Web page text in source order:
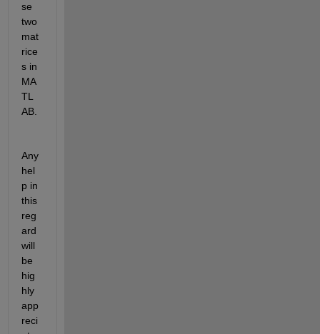
se
two
mat
rice
s in
MA
TL
AB.
Any
hel
p in
this
reg
ard
will
be
hig
hly
app
reci